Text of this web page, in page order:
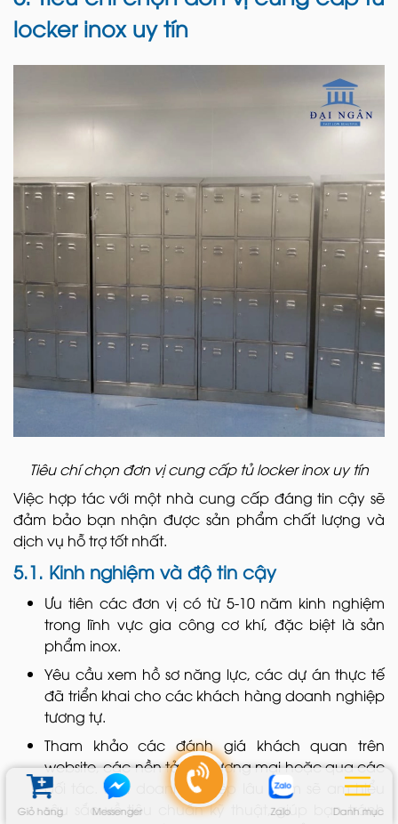
Giỏ hàng Messenger Zalo Danh mục
locker inox uy tín
Tiêu chí chọn đơn vị cung cấp tủ locker inox uy tín
Việc hợp tác với một nhà cung cấp đáng tin cậy sẽ
đảm bảo bạn nhận được sản phẩm chất lượng và
dịch vụ hỗ trợ tốt nhất.
5.1. Kinh nghiệm và độ tin cậy
Ưu tiên các đơn vị có từ 5-10 năm kinh nghiệm
trong lĩnh vực gia công cơ khí, đặc biệt là sản
phẩm inox.
Yêu cầu xem hồ sơ năng lực, các dự án thực tế
đã triển khai cho các khách hàng doanh nghiệp
tương tự.
Tham khảo các đánh giá khách quan trên
website, các nền tảng thương mại hoặc qua các
đối tác. Một doanh nghiệp lâu năm sẽ am hiểu
sâu sắc về tiêu chuẩn kỹ thuật, giúp bạn tránh